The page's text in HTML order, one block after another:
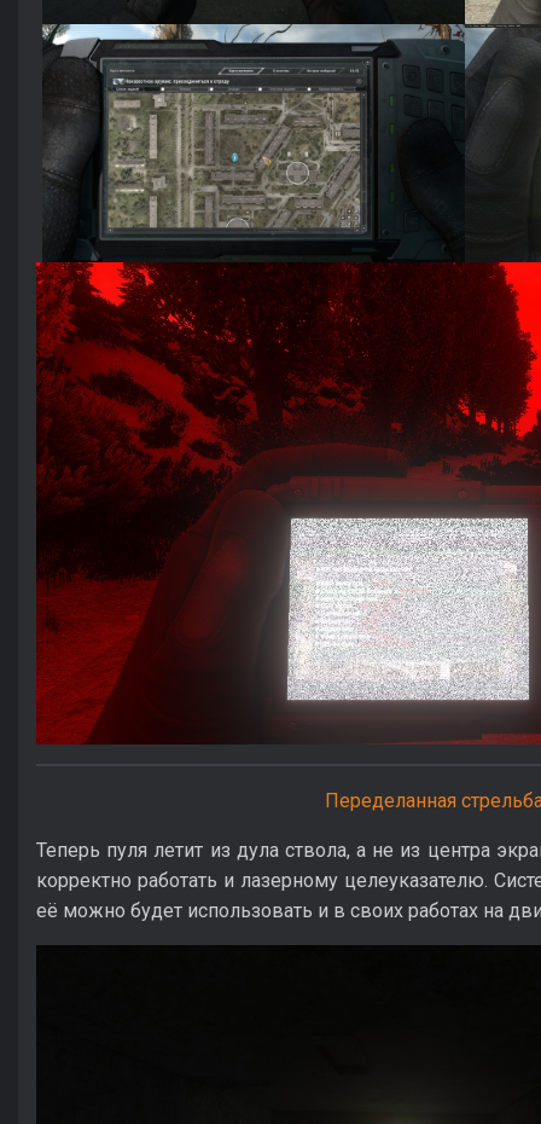
Переделанная
Теперь пуля летит из дула ствола, а не из центра
корректно работать и лазерному целеуказателю.
её можно будет использовать и в своих работах на